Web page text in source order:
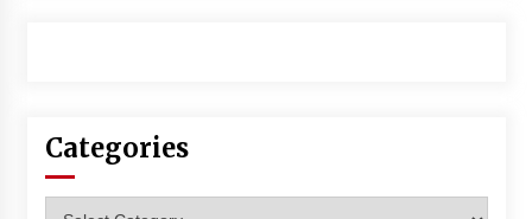
Categories